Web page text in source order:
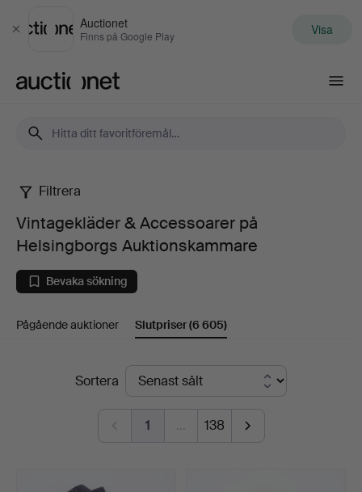
Stäng
Auctionet
Finns på Google Play Visa
Vintagekläder
Accessoarer
på
Auktionskammare
Filtrera
Vintagekläder & Accessoarer på
Helsingborgs Auktionskammare
Bevaka sökning
Pågående auktioner Slutpriser(6 605)
SlutpriserSortera
1 … 138